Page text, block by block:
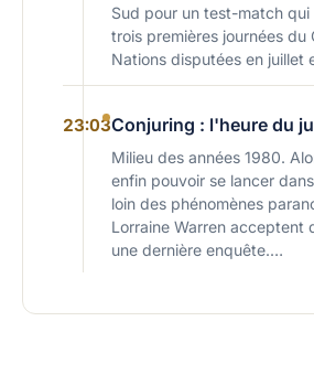
Sud pour un test-match
trois premières journées du
Nations disputées en juillet
23:03Conjuring : l'heure du
Milieu des années 1980.
enfin pouvoir se lancer
loin des phénomènes
Lorraine Warren acceptent
une dernière enquête.…